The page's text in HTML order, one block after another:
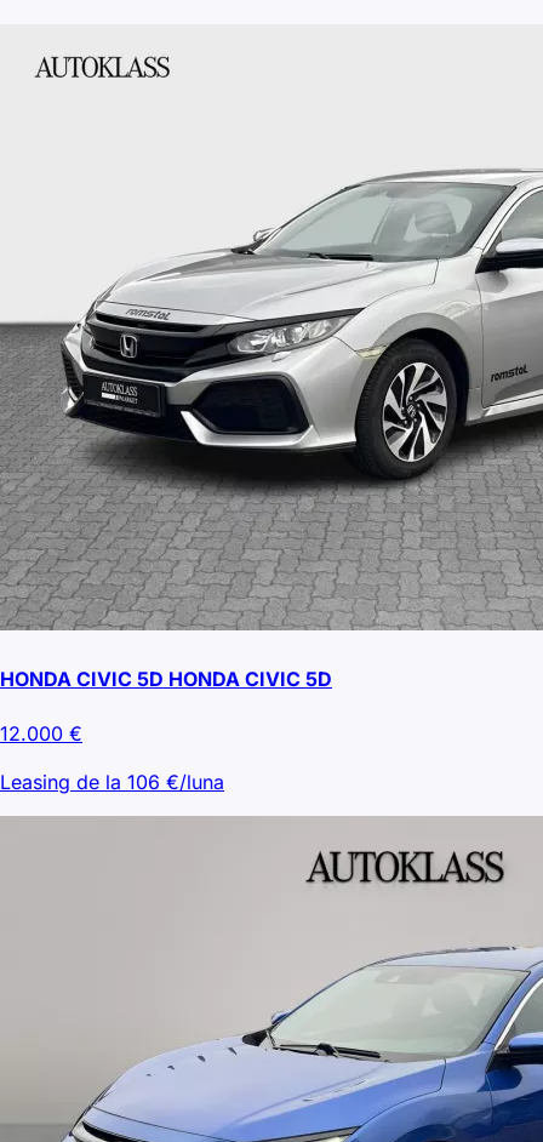
HONDA CIVIC 5D HONDA CIVIC 5D
12.000 €
Leasing de la 106 €/luna